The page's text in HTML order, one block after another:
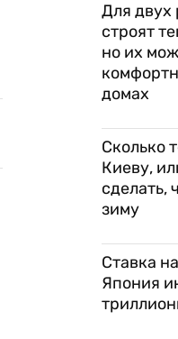
Для двух
строят
но их
домах
Сколько
Киеву,
сделать,
зиму
Ставка
Япония